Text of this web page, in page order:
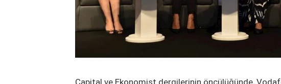
Capital ve Ekonomist dergilerinin öncülüğünde,